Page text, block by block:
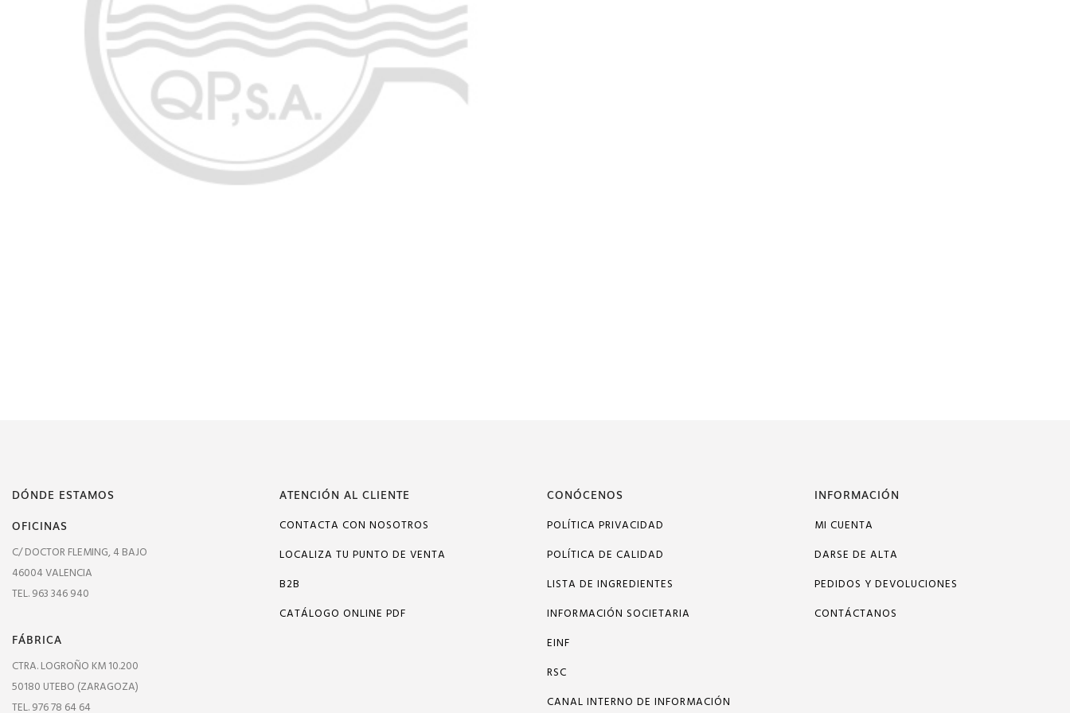
DÓNDE ESTAMOS
OFICINAS
C/ DOCTOR FLEMING, 4 BAJO
46004 VALENCIA
TEL. 963 346 940
FÁBRICA
CTRA. LOGROÑO KM 10.200
50180 UTEBO (ZARAGOZA)
TEL. 976 78 64 64
ATENCIÓN AL CLIENTE
CONTACTA CON NOSOTROS
LOCALIZA TU PUNTO DE VENTA
B2B
CATÁLOGO ONLINE PDF
CONÓCENOS
POLÍTICA PRIVACIDAD
POLÍTICA DE CALIDAD
LISTA DE INGREDIENTES
INFORMACIÓN SOCIETARIA
EINF
RSC
CANAL INTERNO DE INFORMACIÓN
INFORMACIÓN
MI CUENTA
DARSE DE ALTA
PEDIDOS Y DEVOLUCIONES
CONTÁCTANOS